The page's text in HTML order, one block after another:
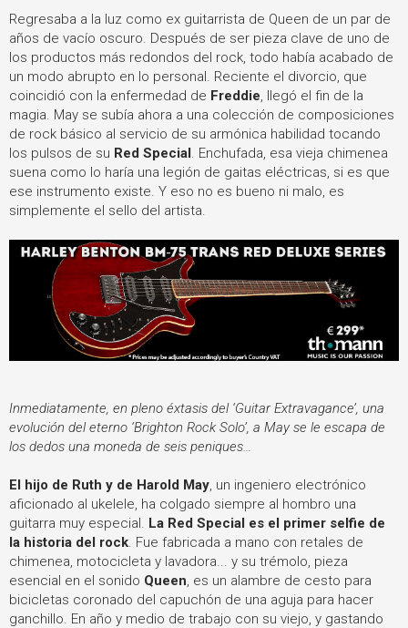
Regresaba a la luz como ex guitarrista de Queen de un par de
años de vacío oscuro. Después de ser pieza clave de uno de
los productos más redondos del rock, todo había acabado de
un modo abrupto en lo personal. Reciente el divorcio, que
coincidió con la enfermedad de Freddie, llegó el fin de la
magia. May se subía ahora a una colección de composiciones
de rock básico al servicio de su armónica habilidad tocando
los pulsos de su Red Special . Enchufada, esa vieja chimenea
suena como lo haría una legión de gaitas eléctricas, si es que
ese instrumento existe. Y eso no es bueno ni malo, es
simplemente el sello del artista.
Inmediatamente, en pleno éxtasis del ‘Guitar Extravagance’, una
evolución del eterno ‘Brighton Rock Solo’, a May se le escapa de
los dedos una moneda de seis peniques…
El hijo de Ruth y de Harold May , un ingeniero electrónico
aficionado al ukelele, ha colgado siempre al hombro una
guitarra muy especial. La Red Special es el primer selfie de
la historia del rock . Fue fabricada a mano con retales de
chimenea, motocicleta y lavadora... y su trémolo, pieza
esencial en el sonido Queen , es un alambre de cesto para
bicicletas coronado del capuchón de una aguja para hacer
ganchillo. En año y medio de trabajo con su viejo, y gastando